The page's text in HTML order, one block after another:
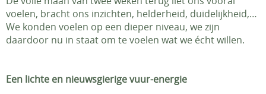
Contact - Afspraken
voelen, bracht ons inzichten, helderheid, duidelijkheid,…
We konden voelen op een dieper niveau, we zijn
daardoor nu in staat om te voelen wat we écht willen.
Een lichte en nieuwsgierige vuur-energie